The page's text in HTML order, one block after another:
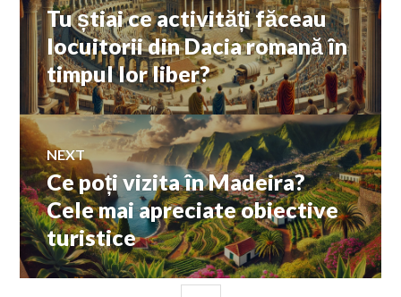
în
articole
Previous
post:
Tu știai ce activități făceau
locuitorii din Dacia romană în
timpul lor liber?
NEXT
Next
post:
Ce poți vizita în Madeira?
Cele mai apreciate obiective
turistice